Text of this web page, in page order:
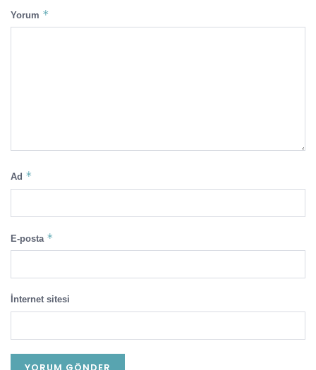
Yorum *
Ad *
E-posta *
İnternet sitesi